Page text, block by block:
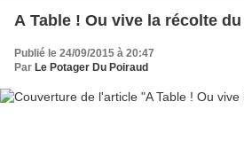
A Table ! Ou vive la récolte
Publié le 24/09/2015 à 20:47
Par Le Potager Du Poiraud